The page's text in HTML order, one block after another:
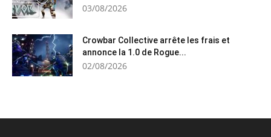
03/08/2026
Crowbar Collective arrête les frais et
annonce la 1.0 de Rogue...
02/08/2026